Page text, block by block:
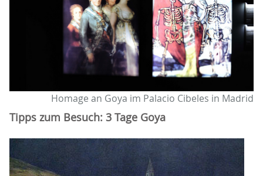
Homage an Goya im Palacio Cibeles in Madrid
Tipps zum Besuch: 3 Tage Goya